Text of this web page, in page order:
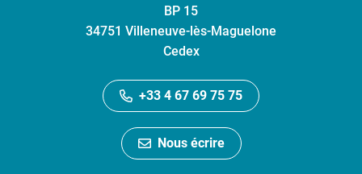
BP 15
34751 Villeneuve-lès-Maguelone
Cedex
+33 4 67 69 75 75
Nous écrire